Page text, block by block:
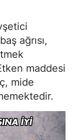
ağrısı,
maddesi
mide